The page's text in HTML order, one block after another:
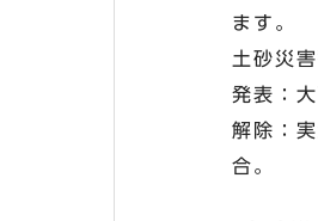
ます。
土砂災
発表：
解除：
合。